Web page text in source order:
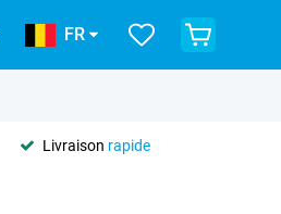
FR
Livraison rapide